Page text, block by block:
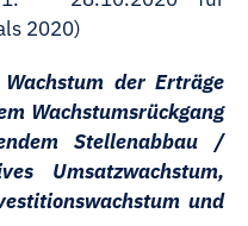
2020)
der Erträge
Wachstumsrückgang
Stellenabbau /
Umsatzwachstum,
und